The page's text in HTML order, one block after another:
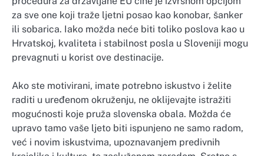
za sve one koji traže ljetni posao kao konobar, šanker
ili sobarica. Iako možda neće biti toliko poslova kao u
Hrvatskoj, kvaliteta i stabilnost posla u Sloveniji mogu
prevagnuti u korist ove destinacije.
Ako ste motivirani, imate potrebno iskustvo i želite
raditi u uređenom okruženju, ne oklijevajte istražiti
mogućnosti koje pruža slovenska obala. Možda će
upravo tamo vaše ljeto biti ispunjeno ne samo radom,
već i novim iskustvima, upoznavanjem predivnih